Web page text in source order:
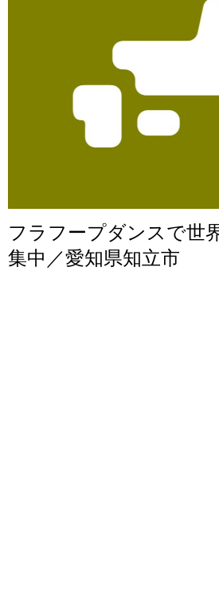
フラフープダンスで世
集中／愛知県知立市